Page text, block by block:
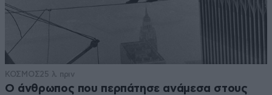
ΚΟΣΜΟΣ25 λ. πριν
Ο άνθρωπος που περπάτησε ανάμεσα στους